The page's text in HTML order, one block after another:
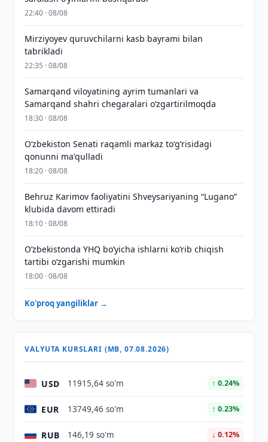
22:40 · 08/08
Mirziyoyev quruvchilarni kasb bayrami bilan
tabrikladi
22:35 · 08/08
Samarqand viloyatining ayrim tumanlari va
Samarqand shahri chegaralari oʻzgartirilmoqda
18:30 · 08/08
Oʻzbekiston Senati raqamli markaz toʻgʻrisidagi
qonunni maʼqulladi
18:20 · 08/08
Behruz Karimov faoliyatini Shveysariyaning “Lugano”
klubida davom ettiradi
18:10 · 08/08
O‘zbekistonda YHQ bo‘yicha ishlarni ko‘rib chiqish
tartibi o‘zgarishi mumkin
18:00 · 08/08
Ko'proq yangiliklar →
VALYUTA KURSLARI (MB, 07.08.2026)
USD 11915,64 so'm ↑ 0.24%
EUR 13749,46 so'm ↑ 0.23%
RUB 146,19 so'm ↓ 0.12%